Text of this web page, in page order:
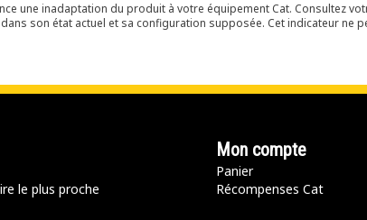
une inadaptation du produit à votre équipement Cat. Consultez
son état actuel et sa configuration supposée. Cet indicateur ne
le plus proche
Mon compte
Panier
Récompenses Cat